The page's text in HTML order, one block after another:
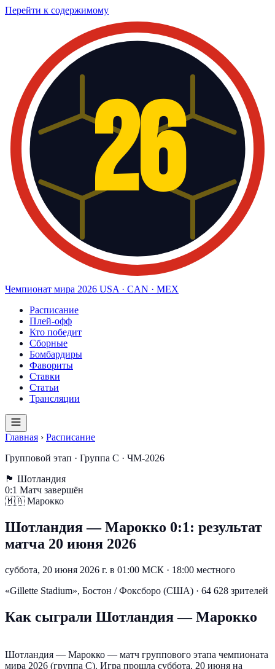
Перейти к содержимому
26
Чемпионат мира 2026 USA · CAN · MEX
Расписание
Плей-офф
Кто победит
Сборные
Бомбардиры
Фавориты
Ставки
Статьи
Трансляции
Главная › Расписание
Групповой этап · Группа C · ЧМ-2026
🏴󠁧󠁢󠁳󠁣󠁴󠁿 Шотландия
0:1 Матч завершён
🇲🇦 Марокко
Шотландия — Марокко 0:1: результат
матча 20 июня 2026
суббота, 20 июня 2026 г. в 01:00 МСК · 18:00 местного
«Gillette Stadium», Бостон / Фоксборо (США) · 64 628 зрителей
Как сыграли Шотландия — Марокко
Шотландия — Марокко — матч группового этапа чемпионата
мира 2026 (группа C). Игра прошла суббота, 20 июня на